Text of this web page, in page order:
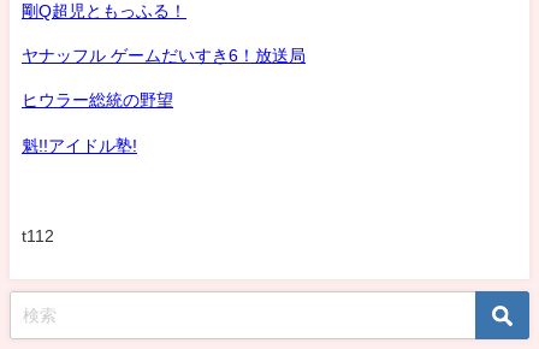
剛Q超児ともっふる！
ヤナッフル ゲームだいすき6！放送局
ヒウラー総統の野望
魁!!アイドル塾!
t112